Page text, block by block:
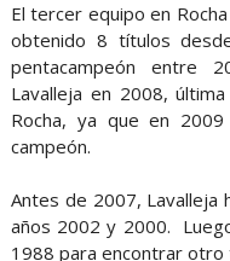
El tercer equipo en
obtenido 8 títulos
pentacampeón entre
Lavalleja en 2008,
Rocha, ya que en
campeón.
Antes de 2007, Lavalleja
años 2002 y 2000.
1988 para encontrar otro